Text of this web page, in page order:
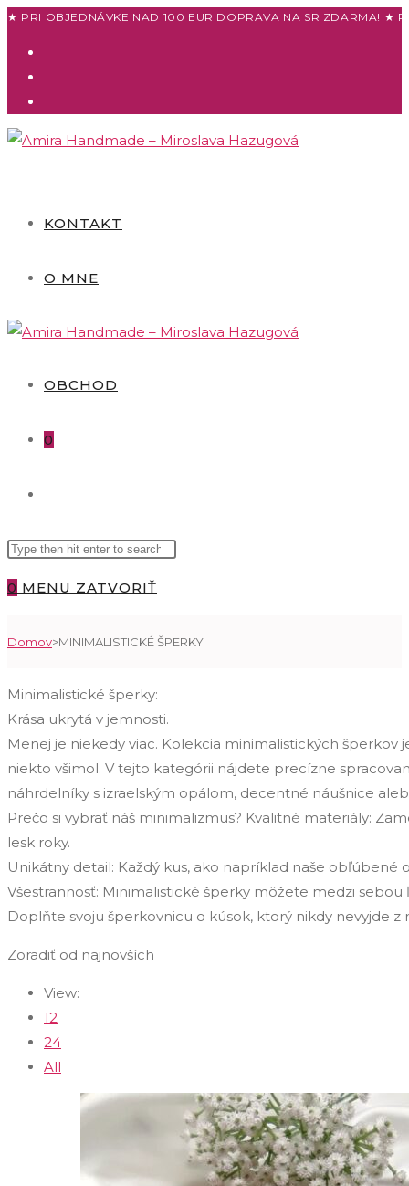
Skip
★ PRI OBJEDNÁVKE NAD 100 EUR DOPRAVA NA SR ZDARMA! ★
KONTAKT
O MNE
OBCHOD
0
WEBSITE
Search
website
0 MENU ZATVORIŤ
Domov>MINIMALISTICKÉ ŠPERKY
Minimalistické šperky:
Krása ukrytá v jemnosti.
Menej je niekedy viac. Kolekcia minimalistických šperkov
niekto všimol. V tejto kategórii nájdete precízne
náhrdelníky s izraelským opálom, decentné náušnice
Prečo si vybrať náš minimalizmus? Kvalitné materiály:
lesk roky.
Unikátny detail: Každý kus, ako napríklad naše obľúbené
Všestrannosť: Minimalistické šperky môžete medzi
Doplňte svoju šperkovnicu o kúsok, ktorý nikdy nevyjde
Zoradiť od najnovších
View:
12
24
All